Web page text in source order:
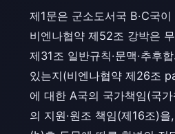
제1문은 군소도서국 B·C국
비엔나협약 제52조 강박은
제31조 일반규칙·문맥·추후
있는지(비엔나협약 제26조
에 대한 A국의 국가책임(국
의 지원·원조 책임(제16조)